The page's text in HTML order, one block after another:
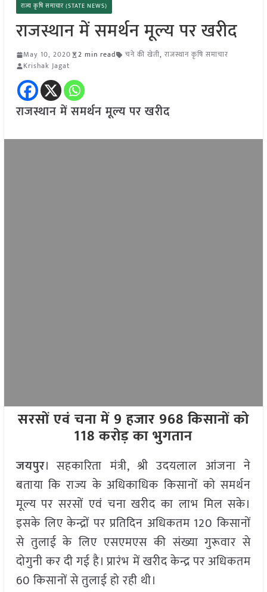
राज्य कृषि समाचार (STATE NEWS)
राजस्थान में समर्थन मूल्य पर खरीद
May 10, 2020 2 min read चने की खेती, राजस्थान कृषि समाचार
Krishak Jagat
राजस्थान में समर्थन मूल्य पर खरीद
सरसों एवं चना में 9 हजार 968 किसानों को
118 करोड़ का भुगतान
जयपुर। सहकारिता मंत्री, श्री उदयलाल आंजना ने
बताया कि राज्य के अधिकाधिक किसानों को समर्थन
मूल्य पर सरसों एवं चना खरीद का लाभ मिल सके।
इसके लिए केन्द्रों पर प्रतिदिन अधिकतम 120 किसानों
से तुलाई के लिए एसएमएस की संख्या गुरूवार से
दोगुनी कर दी गई है। प्रारंभ में खरीद केन्द्र पर अधिकतम
60 किसानों से तुलाई हो रही थी।